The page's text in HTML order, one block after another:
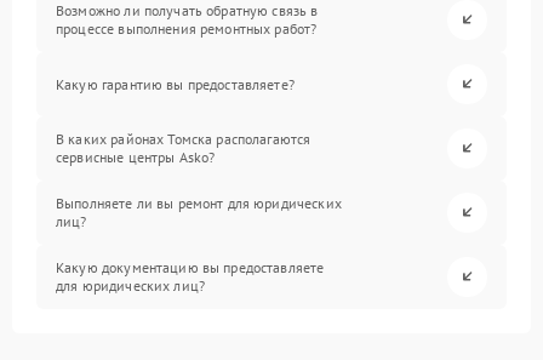
Возможно ли получать обратную связь в
процессе выполнения ремонтных работ?
Какую гарантию вы предоставляете?
В каких районах Томска располагаются
сервисные центры Asko?
Выполняете ли вы ремонт для юридических
лиц?
Какую документацию вы предоставляете
для юридических лиц?